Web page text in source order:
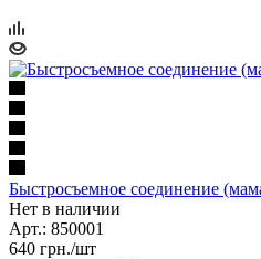
Быстросъемное соединение
Нет в наличии
Арт.: 850001
640 грн./шт